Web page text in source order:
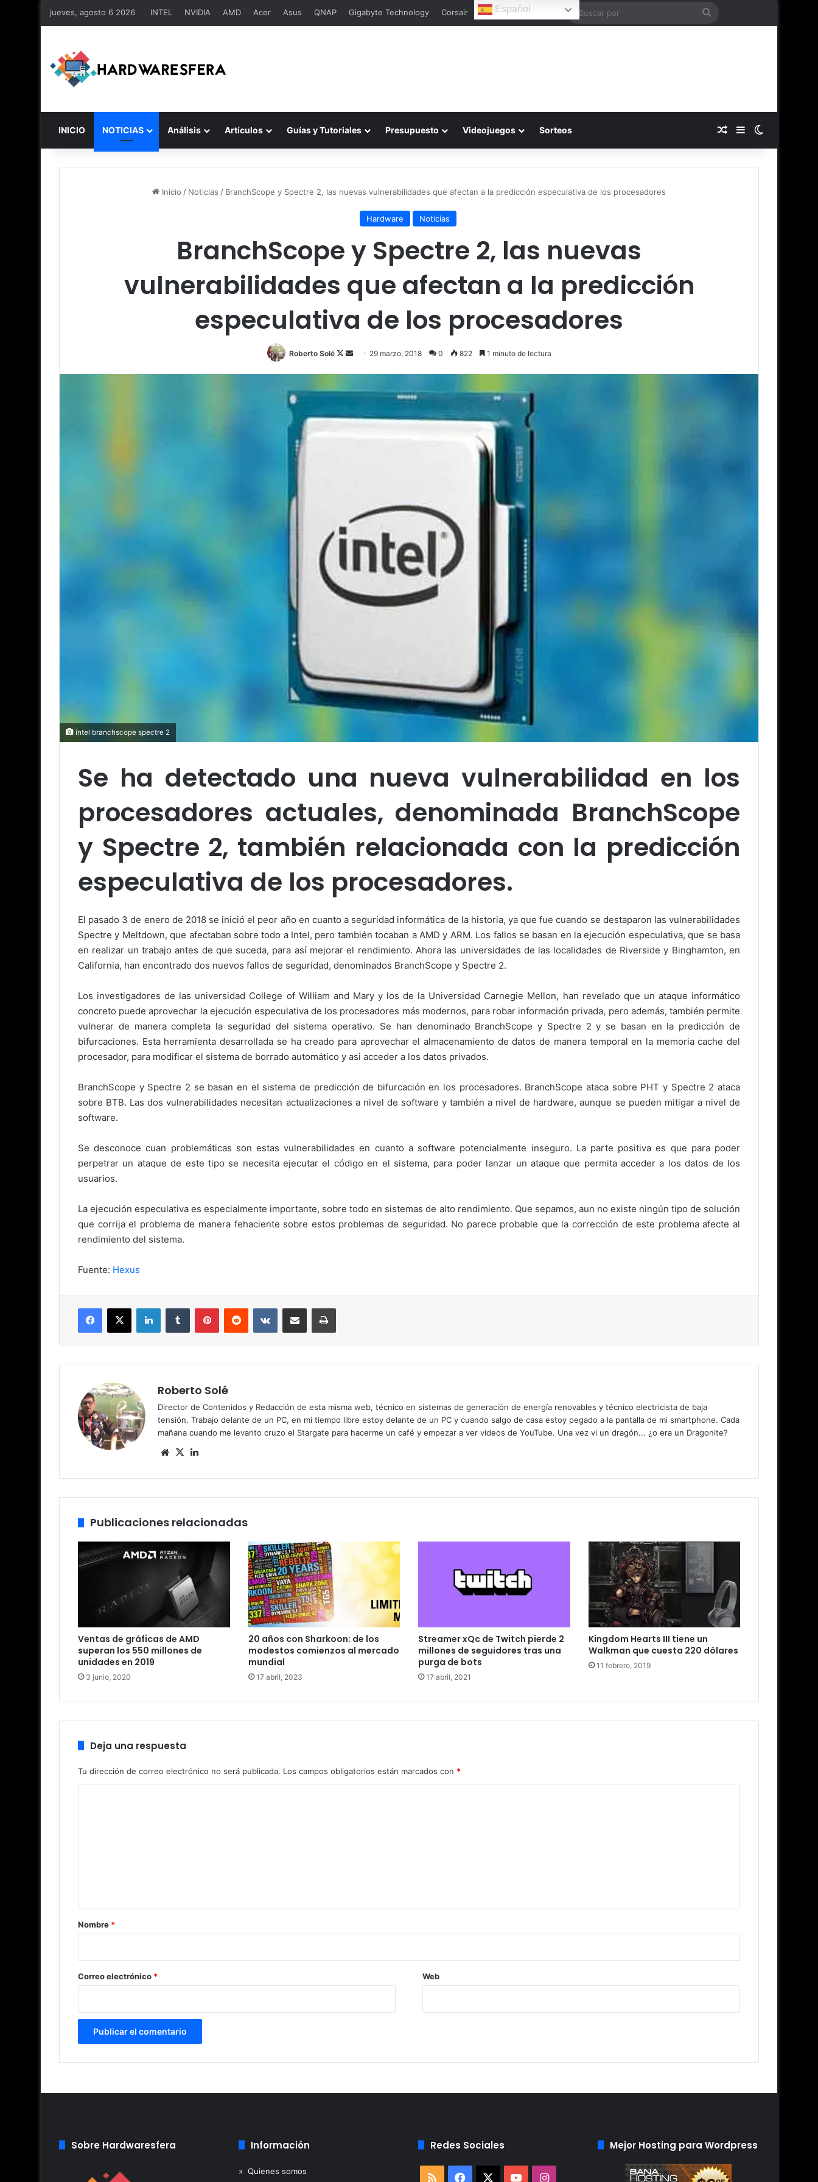
jueves, agosto 6 2026 INTEL NVIDIA AMD Acer Asus QNAP Gigabyte Technology Corsair Español
Buscar
INICIO NOTICIAS Análisis Artículos Guías y Tutoriales Presupuesto Videojuegos Sorteos Publicación al azar
Barra lateral
Inicio / Noticias / BranchScope y Spectre 2, las nuevas vulnerabilidades que afectan a la predicción especulativa de los procesadores
Hardware Noticias
BranchScope y Spectre 2, las nuevas
vulnerabilidades que afectan a la predicción
especulativa de los procesadores
Roberto Solé
F S
29 marzo, 2018 0 822 1 minuto de lectura
intel branchscope spectre 2
Se ha detectado una nueva vulnerabilidad en los
procesadores actuales, denominada BranchScope
y Spectre 2, también relacionada con la predicción
especulativa de los procesadores.
El pasado 3 de enero de 2018 se inició el peor año en cuanto a seguridad informática de la historia, ya que fue cuando se destaparon las vulnerabilidades
Spectre y Meltdown, que afectaban sobre todo a Intel, pero también tocaban a AMD y ARM. Los fallos se basan en la ejecución especulativa, que se basa
en realizar un trabajo antes de que suceda, para así mejorar el rendimiento. Ahora las universidades de las localidades de Riverside y Binghamton, en
California, han encontrado dos nuevos fallos de seguridad, denominados BranchScope y Spectre 2.
Los investigadores de las universidad College of William and Mary y los de la Universidad Carnegie Mellon, han revelado que un ataque informático
concreto puede aprovechar la ejecución especulativa de los procesadores más modernos, para robar información privada, pero además, también permite
vulnerar de manera completa la seguridad del sistema operativo. Se han denominado BranchScope y Spectre 2 y se basan en la predicción de
bifurcaciones. Esta herramienta desarrollada se ha creado para aprovechar el almacenamiento de datos de manera temporal en la memoria cache del
procesador, para modificar el sistema de borrado automático y asi acceder a los datos privados.
BranchScope y Spectre 2 se basan en el sistema de predicción de bifurcación en los procesadores. BranchScope ataca sobre PHT y Spectre 2 ataca
sobre BTB. Las dos vulnerabilidades necesitan actualizaciones a nivel de software y también a nivel de hardware, aunque se pueden mitigar a nivel de
software.
Se desconoce cuan problemáticas son estas vulnerabilidades en cuanto a software potencialmente inseguro. La parte positiva es que para poder
perpetrar un ataque de este tipo se necesita ejecutar el código en el sistema, para poder lanzar un ataque que permita acceder a los datos de los
usuarios.
La ejecución especulativa es especialmente importante, sobre todo en sistemas de alto rendimiento. Que sepamos, aun no existe ningún tipo de solución
que corrija el problema de manera fehaciente sobre estos problemas de seguridad. No parece probable que la corrección de este problema afecte al
rendimiento del sistema.
Fuente: Hexus
Roberto Solé
Director de Contenidos y Redacción de esta misma web, técnico en sistemas de generación de energía renovables y técnico electricista de baja
tensión. Trabajo delante de un PC, en mi tiempo libre estoy delante de un PC y cuando salgo de casa estoy pegado a la pantalla de mi smartphone. Cada
mañana cuando me levanto cruzo el Stargate para hacerme un café y empezar a ver vídeos de YouTube. Una vez vi un dragón... ¿o era un Dragonite?
Siti
we
b
X
dIn
Publicaciones relacionadas
Ventas de gráficas de AMD
superan los 550 millones de
unidades en 2019
3 junio, 2020
20 años con Sharkoon: de los
modestos comienzos al mercado
mundial
17 abril, 2023
Streamer xQc de Twitch pierde 2
millones de seguidores tras una
purga de bots
17 abril, 2021
Kingdom Hearts III tiene un
Walkman que cuesta 220 dólares
11 febrero, 2019
Deja una respuesta
Tu dirección de correo electrónico no será publicada. Los campos obligatorios están marcados con *
r
*
Nombre *
Correo electrónico * Web
Sobre Hardwaresfera Información
» Quienes somos
Redes Sociales
RSS Facebook YouTubeInstagram
Mejor Hosting para Wordpress